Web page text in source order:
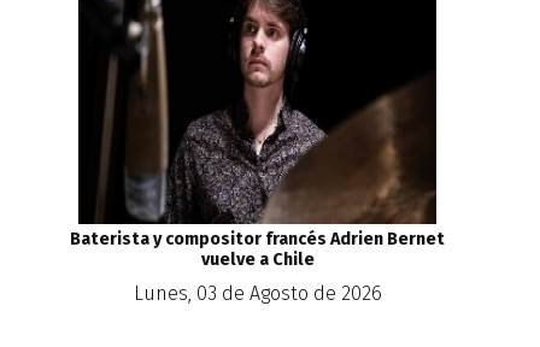
Baterista y compositor francés Adrien Bernet
vuelve a Chile
Lunes, 03 de Agosto de 2026